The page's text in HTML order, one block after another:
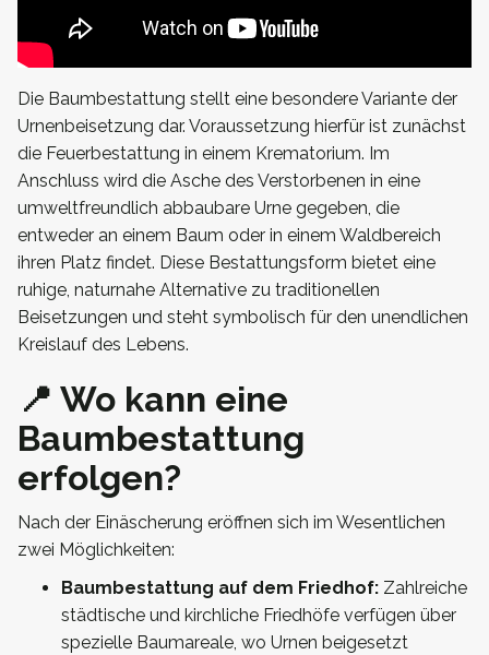
Die Baumbestattung stellt eine besondere Variante der
Urnenbeisetzung dar. Voraussetzung hierfür ist zunächst
die Feuerbestattung in einem Krematorium. Im
Anschluss wird die Asche des Verstorbenen in eine
umweltfreundlich abbaubare Urne gegeben, die
entweder an einem Baum oder in einem Waldbereich
ihren Platz findet. Diese Bestattungsform bietet eine
ruhige, naturnahe Alternative zu traditionellen
Beisetzungen und steht symbolisch für den unendlichen
Kreislauf des Lebens.
📍 Wo kann eine
Baumbestattung
erfolgen?
Nach der Einäscherung eröffnen sich im Wesentlichen
zwei Möglichkeiten:
Baumbestattung auf dem Friedhof: Zahlreiche
städtische und kirchliche Friedhöfe verfügen über
spezielle Baumareale, wo Urnen beigesetzt